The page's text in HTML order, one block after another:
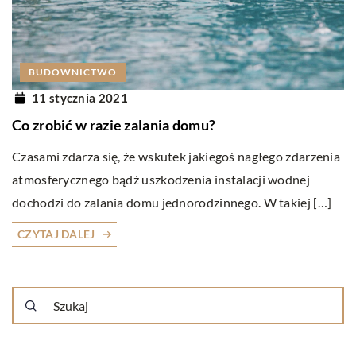
BUDOWNICTWO
11 stycznia 2021
Co zrobić w razie zalania domu?
Czasami zdarza się, że wskutek jakiegoś nagłego zdarzenia
atmosferycznego bądź uszkodzenia instalacji wodnej
dochodzi do zalania domu jednorodzinnego. W takiej […]
CZYTAJ DALEJ